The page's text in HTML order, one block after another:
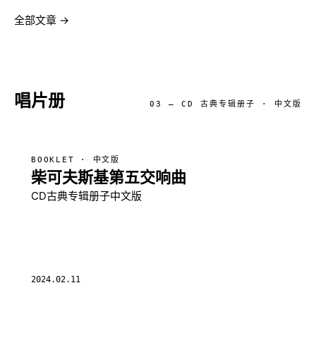
全部文章 →
唱片册 03 — CD 古典专辑册子 · 中文版
BOOKLET · 中文版
柴可夫斯基第五交响曲
CD古典专辑册子中文版
2024.02.11